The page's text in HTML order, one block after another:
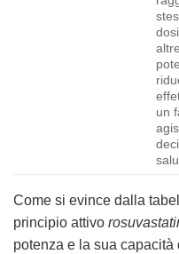
un
Come si evince dalla
principio attivo
potenza e la sua